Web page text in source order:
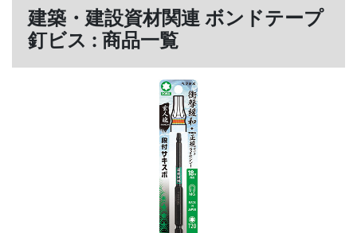
建築・建設資材関連 ボンドテープ
釘ビス : 商品一覧